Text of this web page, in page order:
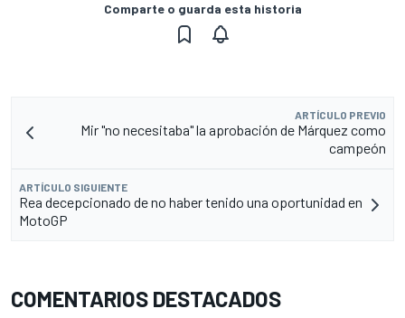
Comparte o guarda esta historia
ARTÍCULO PREVIO
Mir "no necesitaba" la aprobación de Márquez como
campeón
ARTÍCULO SIGUIENTE
Rea decepcionado de no haber tenido una oportunidad en
MotoGP
COMENTARIOS DESTACADOS